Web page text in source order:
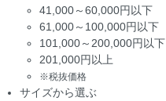
41,000～60,000円以下
61,000～100,000円以下
101,000～200,000円以下
201,000円以上
※税抜価格
サイズから選ぶ